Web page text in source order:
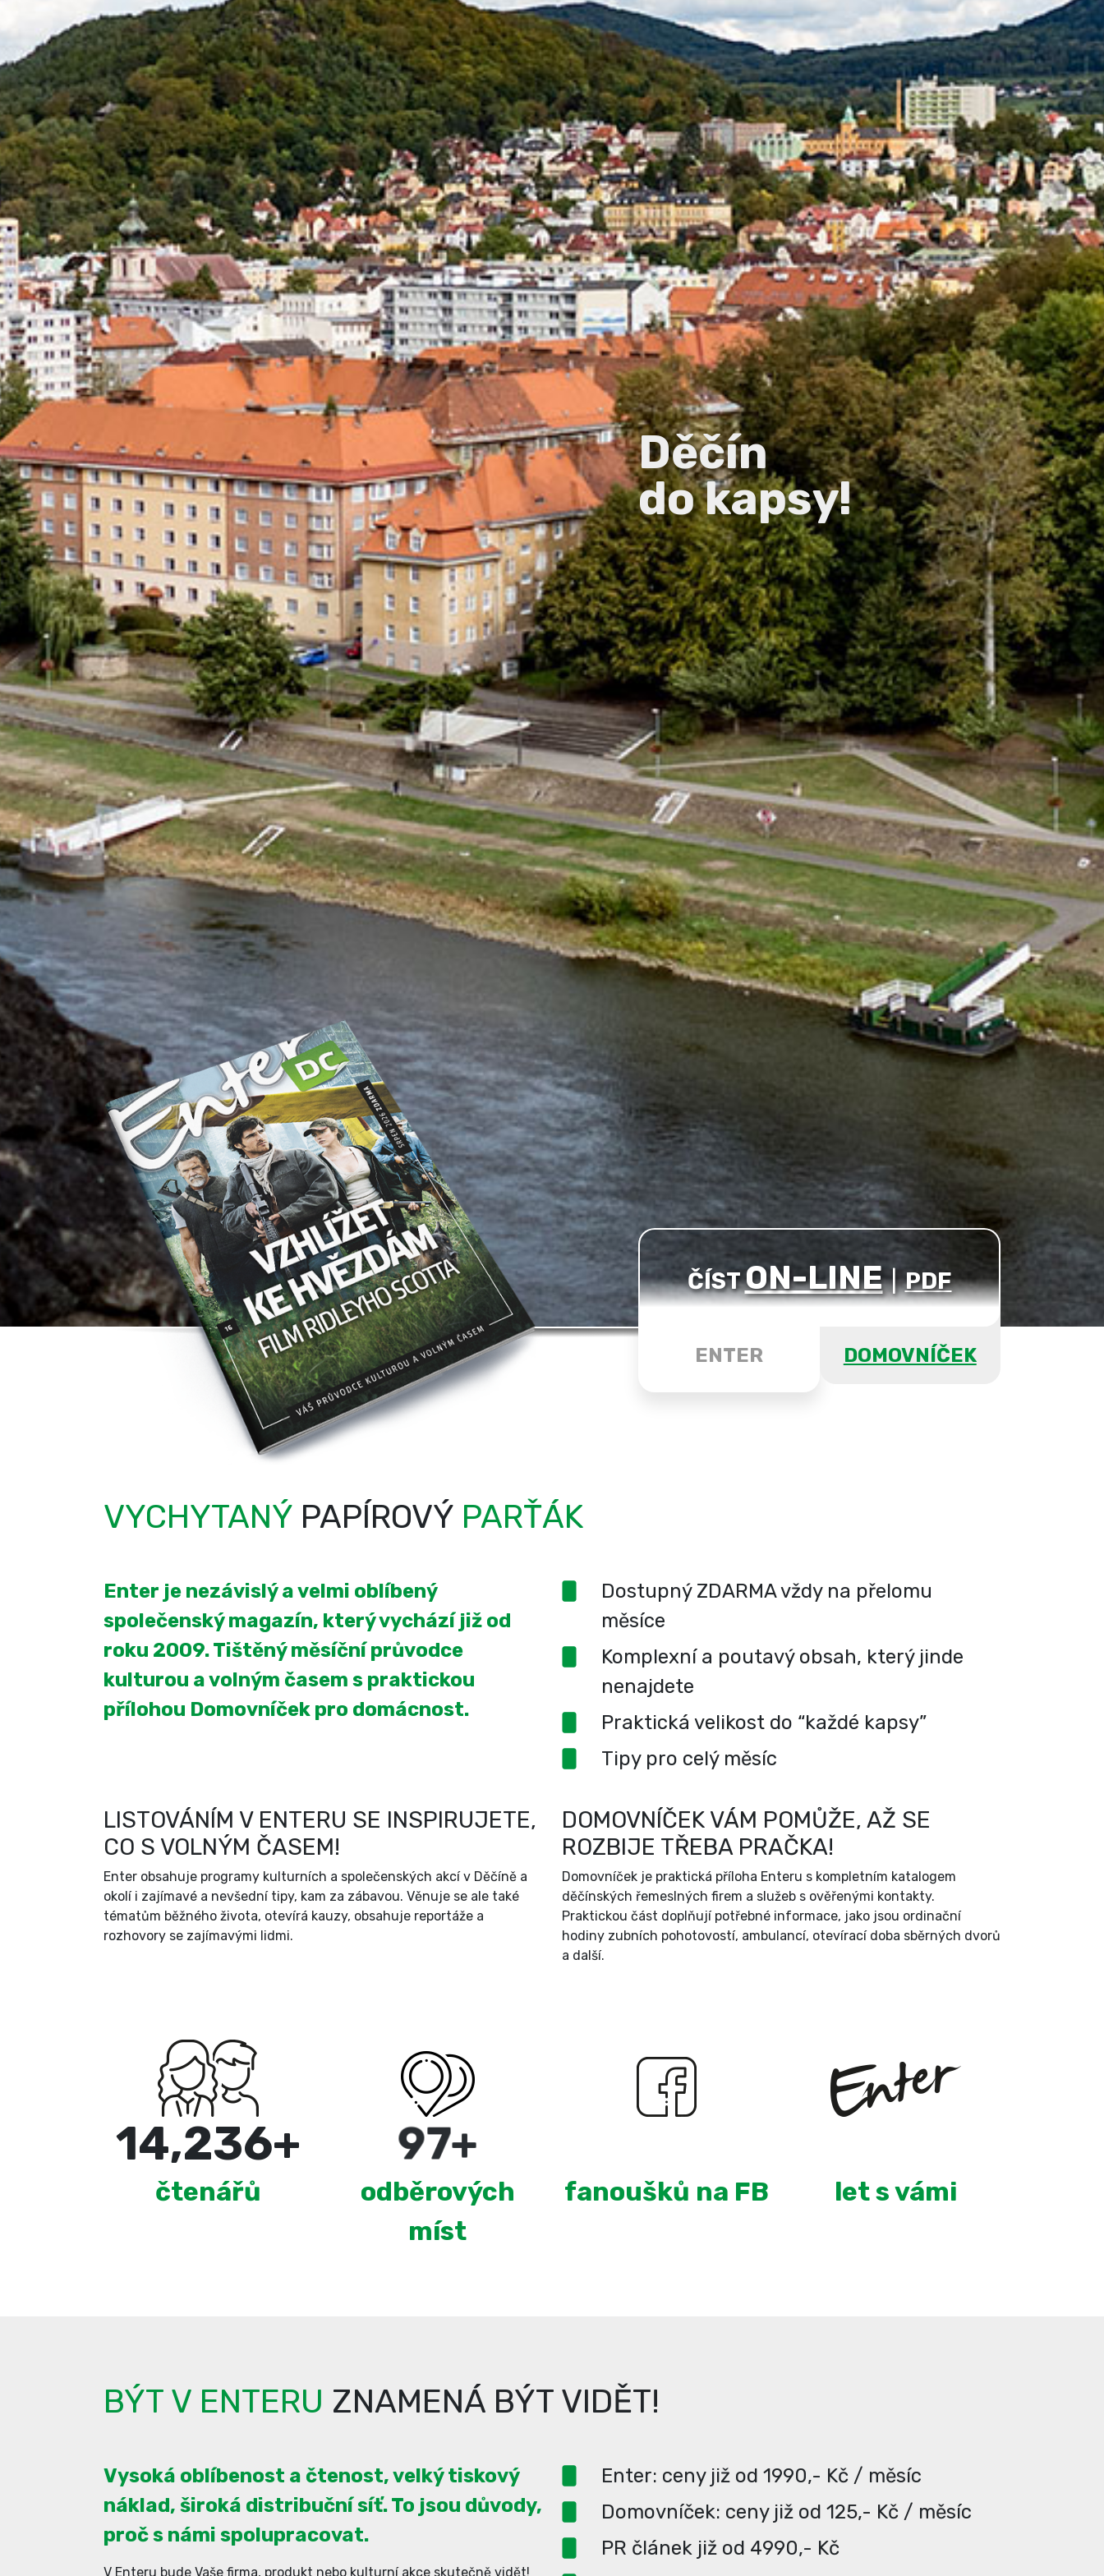
Děčín
do kapsy!
ČÍSTON-LINE | PDF
ENTER DOMOVNÍČEK
VYCHYTANÝ PAPÍROVÝ PARŤÁK
Enter je nezávislý a velmi oblíbený
společenský magazín, který vychází již od
roku 2009. Tištěný měsíční průvodce
kulturou a volným časem s praktickou
přílohou Domovníček pro domácnost.
Dostupný ZDARMA vždy na přelomu
měsíce
Komplexní a poutavý obsah, který jinde
nenajdete
Praktická velikost do “každé kapsy”
Tipy pro celý měsíc
LISTOVÁNÍM V ENTERU SE INSPIRUJETE,
CO S VOLNÝM ČASEM!
Enter obsahuje programy kulturních a společenských akcí v Děčíně a
okolí i zajímavé a nevšední tipy, kam za zábavou. Věnuje se ale také
tématům běžného života, otevírá kauzy, obsahuje reportáže a
rozhovory se zajímavými lidmi.
DOMOVNÍČEK VÁM POMŮŽE, AŽ SE
ROZBIJE TŘEBA PRAČKA!
Domovníček je praktická příloha Enteru s kompletním katalogem
děčínských řemeslných firem a služeb s ověřenými kontakty.
Praktickou část doplňují potřebné informace, jako jsou ordinační
hodiny zubních pohotovostí, ambulancí, otevírací doba sběrných dvorů
a další.
15,000+
čtenářů
180+
odběrových
míst
fanoušků na FB let s vámi
BÝT V ENTERU ZNAMENÁ BÝT VIDĚT!
Vysoká oblíbenost a čtenost, velký tiskový
náklad, široká distribuční síť. To jsou důvody,
proč s námi spolupracovat.
V Enteru bude Vaše firma, produkt nebo kulturní akce skutečně vidět!
Enter: ceny již od 1990,- Kč / měsíc
Domovníček: ceny již od 125,- Kč / měsíc
PR článek již od 4990,- Kč